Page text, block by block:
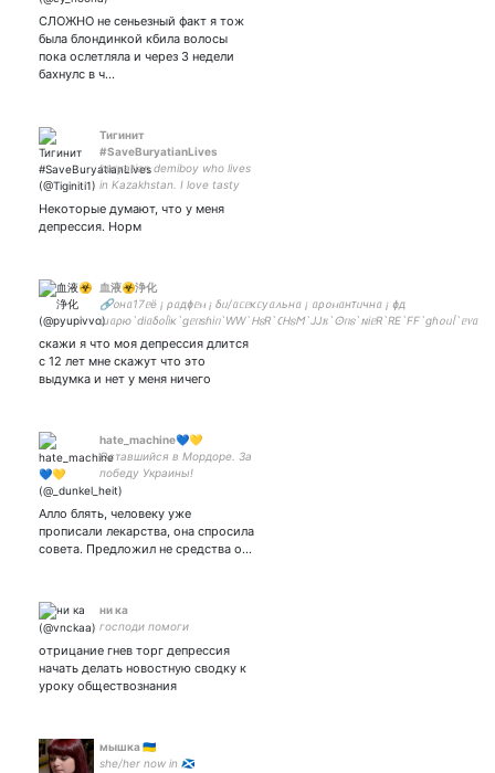
СЛОЖНО не сеньезный факт я тож
была блондинкой кбила волосы
пока ослетляла и через 3 недели
бахнулс в ч…
Тигинит
#SaveBuryatianLives
buryatian demiboy who lives
in Kazakhstan. I love tasty
Некоторые думают, что у меня
депрессия. Норм
血液☣浄化
🔗᧐нᥲ17ᥱё ¡ ρᥲдɸᥱⲙ ¡ δᥙ/ᥲᥴᥱκᥴуᥲ᧘ьнᥲ ¡ ᥲρ᧐ⲙᥲнᴛᥙчнᥲ ¡ ɸд
ɯᥲρю`diᥲδ᧐ᥣiκ`gᥱᥒsɦiᥒ`WW`𐋏𐍃R`𑀝𐋏𐍃𐌑`JJ𐌺`𐌏ᥒ𐍃`𐌽iᥱR`RE`FF`gɦ᧐ᥙᥣ`ᥱ᥎ᥲ
скажи я что моя депрессия длится
с 12 лет мне скажут что это
выдумка и нет у меня ничего
hate_machine💙💛
Оставшийся в Мордоре. За
победу Украины!
Алло блять, человеку уже
прописали лекарства, она спросила
совета. Предложил не средства о…
ни ка
господи помоги
отрицание гнев торг депрессия
начать делать новостную сводку к
уроку обществознания
мышка 🇺🇦
she/her now in 🏴󠁧󠁢󠁳󠁣󠁴󠁿